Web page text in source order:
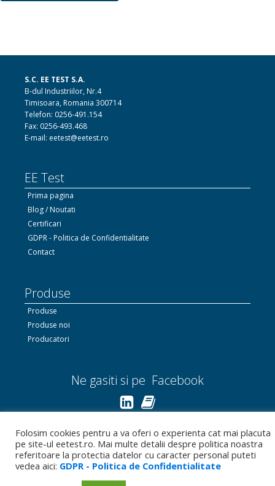
S.C. EE TEST S.A.
B-dul Industriilor, Nr.4
Timisoara, Romania 300714
Telefon: 0256-491.154
Fax: 0256-493.468
E-mail: eetest@eetest.ro
EE Test
Prima pagina
Blog / Noutati
Certificari
GDPR - Politica de Confidentialitate
Contact
Produse
Produse
Produse noi
Producatori
Ne gasiti si pe Facebook
Linkedin.com
Bizoo.ro
Folosim cookies pentru a va oferi o experienta cat mai placuta
pe site-ul eetest.ro. Mai multe detalii despre politica noastra
referitoare la protectia datelor cu caracter personal puteti
vedea aici: GDPR - Politica de Confidentialitate